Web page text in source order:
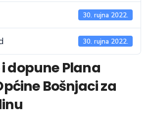
30. rujna 2022.
30. rujna 2022.
i dopune Plana
Bošnjaci za